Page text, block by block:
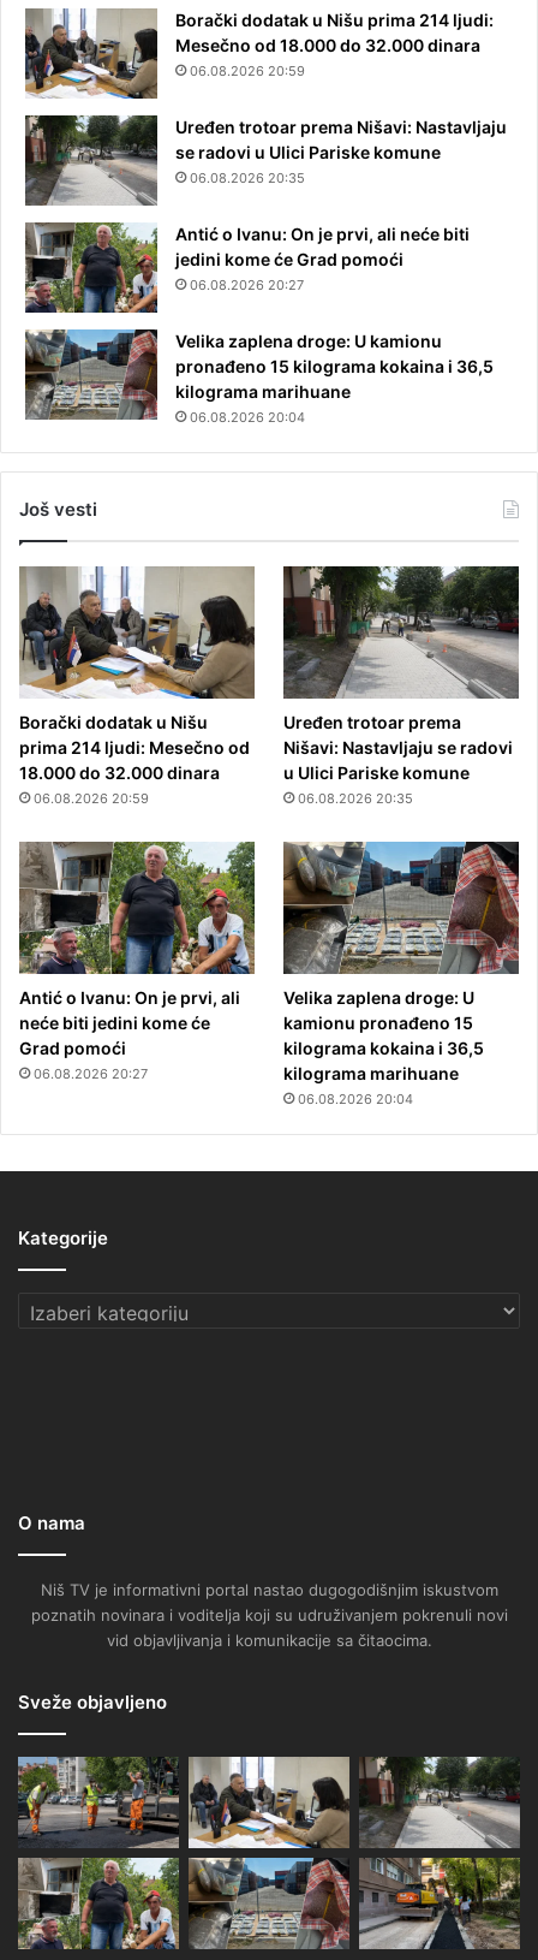
Borački dodatak u Nišu prima 214 ljudi:
Mesečno od 18.000 do 32.000 dinara
06.08.2026 20:59
Uređen trotoar prema Nišavi: Nastavljaju
se radovi u Ulici Pariske komune
06.08.2026 20:35
Antić o Ivanu: On je prvi, ali neće biti
jedini kome će Grad pomoći
06.08.2026 20:27
Velika zaplena droge: U kamionu
pronađeno 15 kilograma kokaina i 36,5
kilograma marihuane
06.08.2026 20:04
Još vesti
Borački dodatak u Nišu
prima 214 ljudi: Mesečno od
18.000 do 32.000 dinara
06.08.2026 20:59
Uređen trotoar prema
Nišavi: Nastavljaju se radovi
u Ulici Pariske komune
06.08.2026 20:35
Antić o Ivanu: On je prvi, ali
neće biti jedini kome će
Grad pomoći
06.08.2026 20:27
Velika zaplena droge: U
kamionu pronađeno 15
kilograma kokaina i 36,5
kilograma marihuane
06.08.2026 20:04
Kategorije
Kategorije
O nama
Niš TV je informativni portal nastao dugogodišnjim iskustvom
poznatih novinara i voditelja koji su udruživanjem pokrenuli novi
vid objavljivanja i komunikacije sa čitaocima.
Sveže objavljeno